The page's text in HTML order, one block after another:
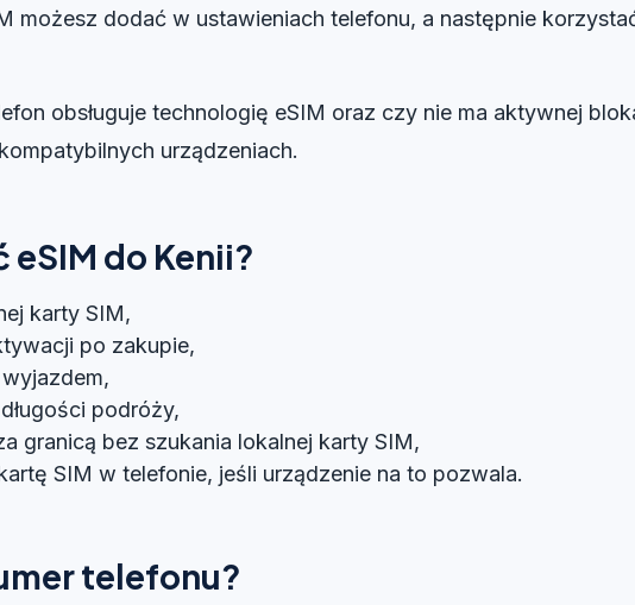
możesz dodać w ustawieniach telefonu, a następnie
obsługuje technologię eSIM oraz czy nie ma aktywnej
urządzeniach.
do Kenii?
karty SIM,
po zakupie,
podróży,
granicą bez szukania lokalnej karty SIM,
SIM w telefonie, jeśli urządzenie na to pozwala.
telefonu?